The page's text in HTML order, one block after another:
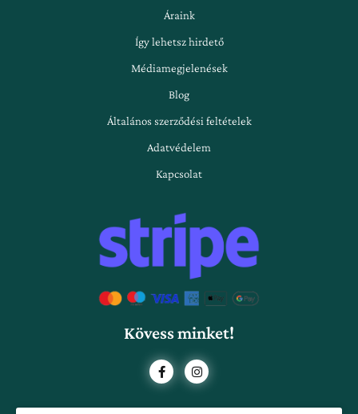
Áraink
Így lehetsz hirdető
Médiamegjelenések
Blog
Általános szerződési feltételek
Adatvédelem
Kapcsolat
Kövess minket!
F
a
c
I
n
s